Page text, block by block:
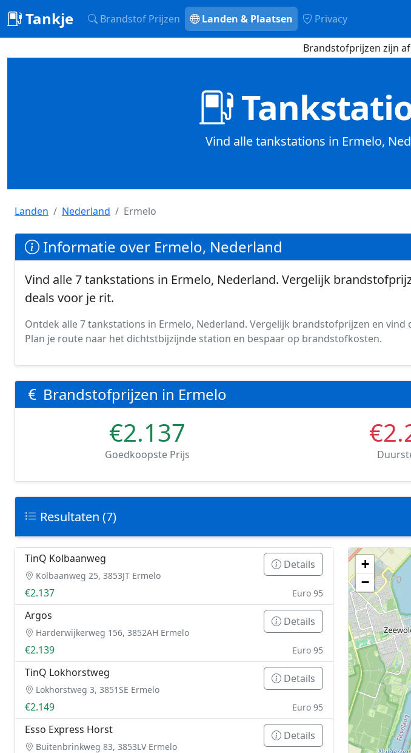
Tankje Brandstof Prijzen Landen & Plaatsen Privacy
Brandstofprijzen zijn
Vind alle tankstations in Ermelo,
Landen Nederland Ermelo
Informatie over Ermelo, Nederland
Vind alle 7 tankstations in Ermelo, Nederland. Vergelijk
deals voor je rit.
Ontdek alle 7 tankstations in Ermelo, Nederland. Vergelijk brandstofprijzen en vind
Plan je route naar het dichtstbijzijnde station en bespaar op brandstofkosten.
Brandstofprijzen in Ermelo
€2.137
Goedkoopste Prijs
Resultaten (7)
Geen
De kaart kan
+
−
TinQ Kolbaanweg
Kolbaanweg 25, 3853JT Ermelo
Details
€2.137 Euro 95
Argos
Harderwijkerweg 156, 3852AH Ermelo
Details
€2.139 Euro 95
TinQ Lokhorstweg
Lokhorstweg 3, 3851SE Ermelo
Details
€2.149 Euro 95
Esso Express Horst
Buitenbrinkweg 83, 3853LV Ermelo
Details